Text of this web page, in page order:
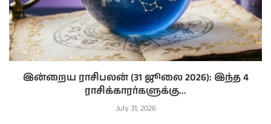
இன்றைய ராசிபலன் (31 ஜூலை 2026): இந்த 4
ராசிக்காரர்களுக்கு...
July 31, 2026